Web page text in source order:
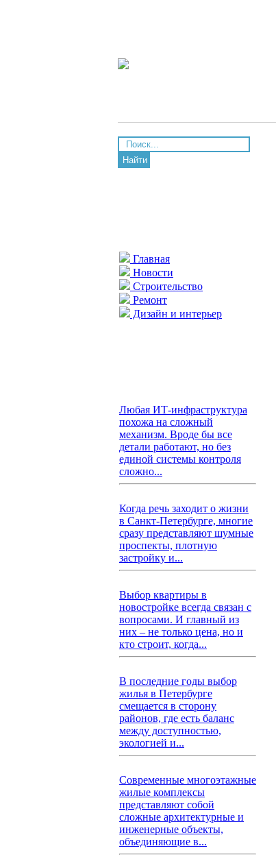
Найти
Главная
Новости
Строительство
Ремонт
Дизайн и интерьер
Любая ИТ-инфраструктура
похожа на сложный
механизм. Вроде бы все
детали работают, но без
единой системы контроля
сложно...
Когда речь заходит о жизни
в Санкт-Петербурге, многие
сразу представляют шумные
проспекты, плотную
застройку и...
Выбор квартиры в
новостройке всегда связан с
вопросами. И главный из
них – не только цена, но и
кто строит, когда...
В последние годы выбор
жилья в Петербурге
смещается в сторону
районов, где есть баланс
между доступностью,
экологией и...
Современные многоэтажные
жилые комплексы
представляют собой
сложные архитектурные и
инженерные объекты,
объединяющие в...